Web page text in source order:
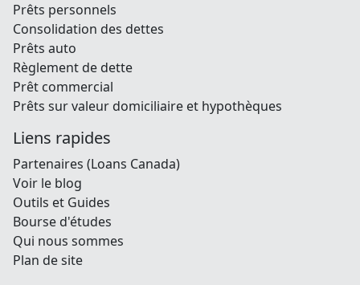
Prêts personnels
Consolidation des dettes
Prêts auto
Règlement de dette
Prêt commercial
Prêts sur valeur domiciliaire et hypothèques
Liens rapides
Partenaires (Loans Canada)
Voir le blog
Outils et Guides
Bourse d'études
Qui nous sommes
Plan de site